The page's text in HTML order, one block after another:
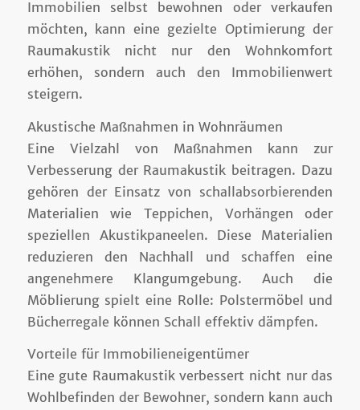
Immobilien selbst bewohnen oder verkaufen
möchten, kann eine gezielte Optimierung der
Raumakustik nicht nur den Wohnkomfort
erhöhen, sondern auch den Immobilienwert
steigern.
Akustische Maßnahmen in Wohnräumen
Eine Vielzahl von Maßnahmen kann zur
Verbesserung der Raumakustik beitragen. Dazu
gehören der Einsatz von schallabsorbierenden
Materialien wie Teppichen, Vorhängen oder
speziellen Akustikpaneelen. Diese Materialien
reduzieren den Nachhall und schaffen eine
angenehmere Klangumgebung. Auch die
Möblierung spielt eine Rolle: Polstermöbel und
Bücherregale können Schall effektiv dämpfen.
Vorteile für Immobilieneigentümer
Eine gute Raumakustik verbessert nicht nur das
Wohlbefinden der Bewohner, sondern kann auch